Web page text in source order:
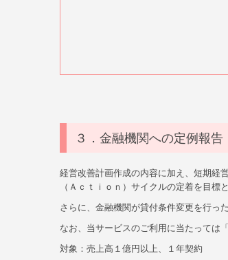
３．金融機関への定例報
経営改善計画作成の内容に加え、短期経
（Ａｃｔｉｏｎ）サイクルの定着を目標
さらに、金融機関が貸付条件変更を行っ
なお、当サービスのご利用に当たっては
対象：売上高１億円以上、１年契約